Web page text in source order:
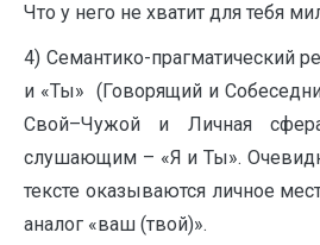
Что у него не хватит для тебя
4) Семантико-прагматический
и «Ты» (Говорящий и
Свой–Чужой и Личная
слушающим – «Я и Ты».
тексте оказываются личное
аналог «ваш (твой)».